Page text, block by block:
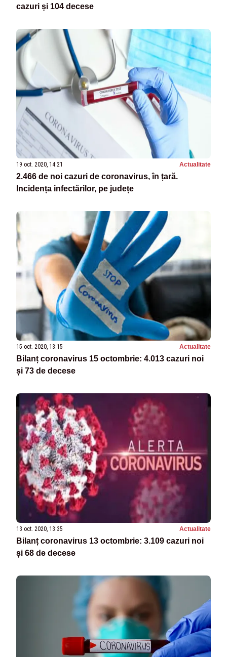
cazuri și 104 decese
19 oct. 2020, 14:21 Actualitate
2.466 de noi cazuri de coronavirus, în țară.
Incidența infectărilor, pe județe
15 oct. 2020, 13:15 Actualitate
Bilanț coronavirus 15 octombrie: 4.013 cazuri noi
și 73 de decese
13 oct. 2020, 13:35 Actualitate
Bilanț coronavirus 13 octombrie: 3.109 cazuri noi
și 68 de decese